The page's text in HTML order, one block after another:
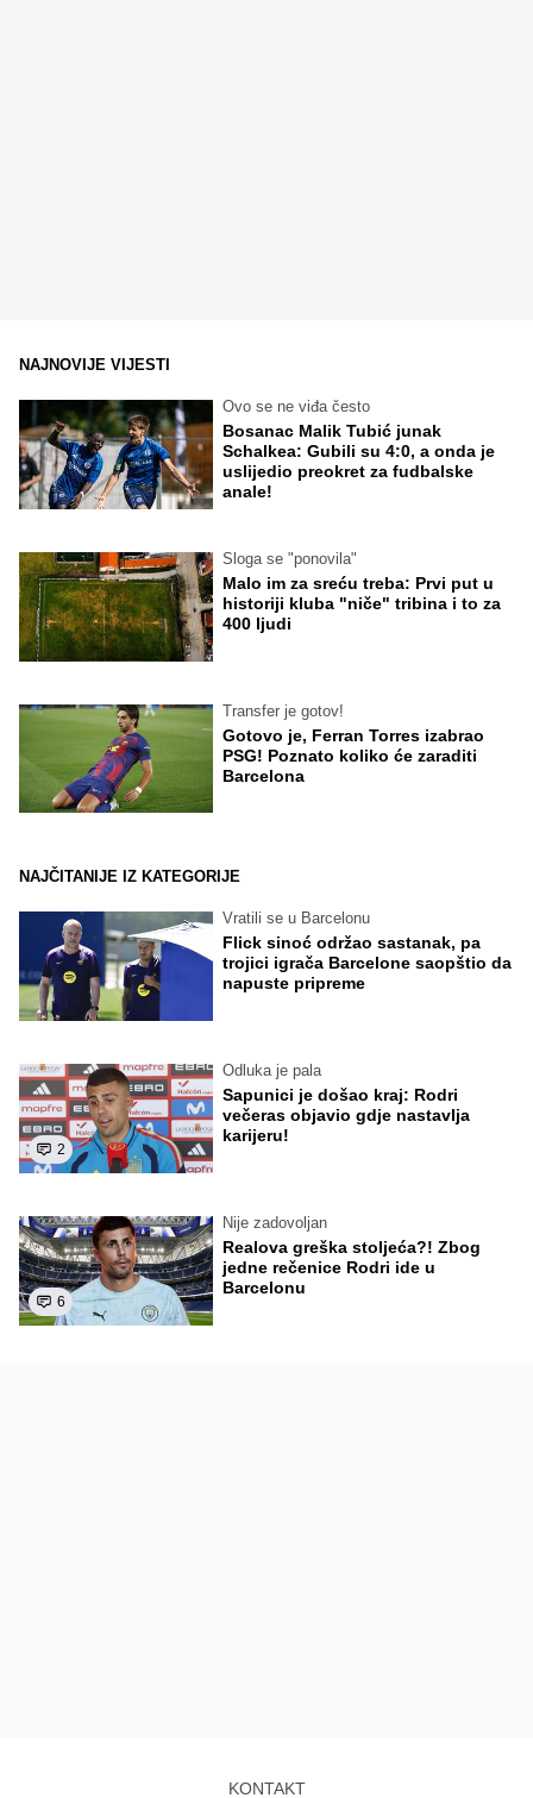
NAJNOVIJE VIJESTI
Ovo se ne viđa često
Bosanac Malik Tubić junak
Schalkea: Gubili su 4:0, a onda je
uslijedio preokret za fudbalske
anale!
Sloga se "ponovila"
Malo im za sreću treba: Prvi put u
historiji kluba "niče" tribina i to za
400 ljudi
Transfer je gotov!
Gotovo je, Ferran Torres izabrao
PSG! Poznato koliko će zaraditi
Barcelona
NAJČITANIJE IZ KATEGORIJE
Vratili se u Barcelonu
Flick sinoć održao sastanak, pa
trojici igrača Barcelone saopštio da
napuste pripreme
2
Odluka je pala
Sapunici je došao kraj: Rodri
večeras objavio gdje nastavlja
karijeru!
6
Nije zadovoljan
Realova greška stoljeća?! Zbog
jedne rečenice Rodri ide u
Barcelonu
KONTAKT